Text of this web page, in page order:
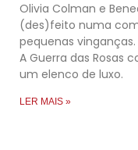
Olivia Colman e
(des)feito numa
pequenas
A Guerra das Rosas
um elenco de luxo.
LER MAIS »